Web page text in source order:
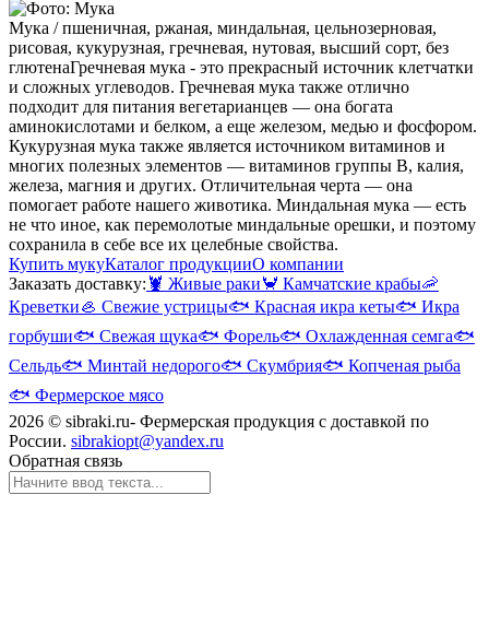
Мука / пшеничная, ржаная, миндальная, цельнозерновая,
рисовая, кукурузная, гречневая, нутовая, высший сорт, без
глютенаГречневая мука - это прекрасный источник клетчатки
и сложных углеводов. Гречневая мука также отлично
подходит для питания вегетарианцев — она богата
аминокислотами и белком, а еще железом, медью и фосфором.
Кукурузная мука также является источником витаминов и
многих полезных элементов — витаминов группы B, калия,
железа, магния и других. Отличительная черта — она
помогает работе нашего животика. Миндальная мука — есть
не что иное, как перемолотые миндальные орешки, и поэтому
сохранила в себе все их целебные свойства.
Купить мукуКаталог продукцииО компании
Заказать доставку: 🦞 Живые раки🦀 Камчатские крабы🦐
Креветки🦪 Свежие устрицы🐟 Красная икра кеты🐟 Икра
горбуши🐟 Свежая щука🐟 Форель🐟 Охлажденная семга🐟
Сельдь🐟 Минтай недорого🐟 Скумбрия🐟 Копченая рыба
🐟 Фермерское мясо
2026 © sibraki.ru- Фермерская продукция с доставкой по
России. sibrakiopt@yandex.ru
Обратная связь